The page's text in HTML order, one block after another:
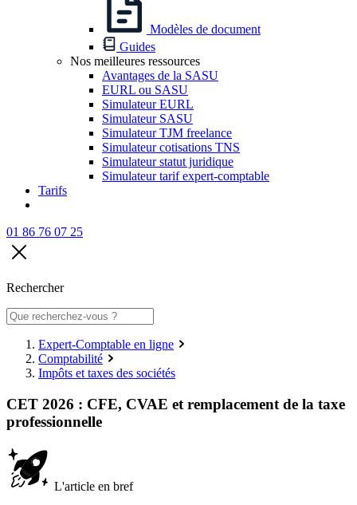
Modèles de document
Guides
Nos meilleures ressources
Avantages de la SASU
EURL ou SASU
Simulateur EURL
Simulateur SASU
Simulateur TJM freelance
Simulateur cotisations TNS
Simulateur statut juridique
Simulateur tarif expert-comptable
Tarifs
01 86 76 07 25
Rechercher
Expert-Comptable en ligne
Comptabilité
Impôts et taxes des sociétés
CET 2026 : CFE, CVAE et remplacement de la taxe
professionnelle
L'article en bref